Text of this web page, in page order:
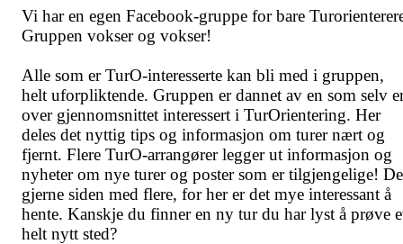
Vi har en egen Facebook-gruppe for bare
Gruppen vokser og vokser!
Alle som er TurO-interesserte kan bli med i gruppen,
helt uforpliktende. Gruppen er dannet av en som selv
over gjennomsnittet interessert i TurOrientering. Her
deles det nyttig tips og informasjon om turer nært og
fjernt. Flere TurO-arrangører legger ut informasjon og
nyheter om nye turer og poster som er tilgjengelige!
gjerne siden med flere, for her er det mye interessant å
hente. Kanskje du finner en ny tur du har lyst å prøve
helt nytt sted?